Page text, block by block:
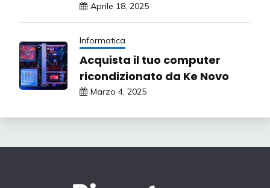
Aprile 18, 2025
Informatica
Acquista il tuo computer
ricondizionato da Ke Novo
Marzo 4, 2025